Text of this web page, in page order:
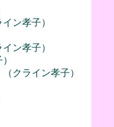
ン孝子）
ン孝子）
クライン孝子）